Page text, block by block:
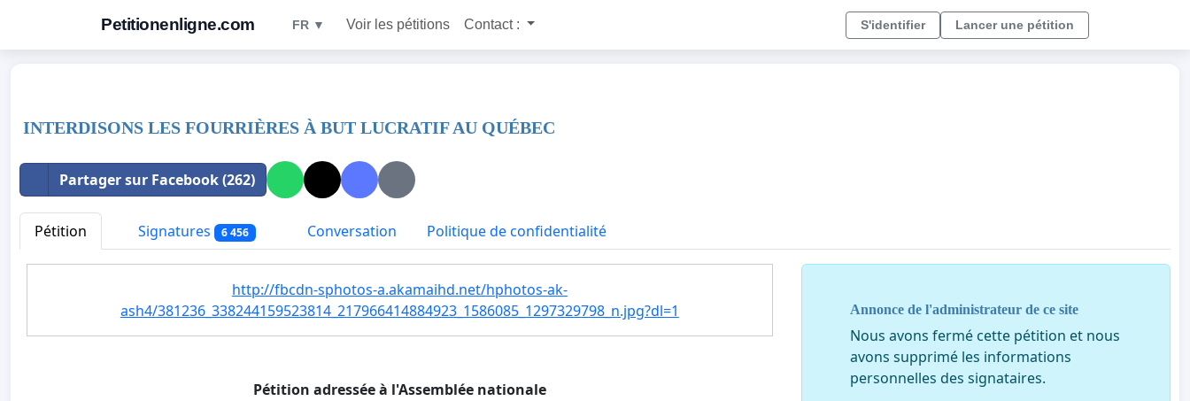
Petitionenligne.com FR ▼ Voir les pétitions Contact : S'identifier Lancer une pétition
INTERDISONS LES FOURRIÈRES À BUT LUCRATIF AU QUÉBEC
Partager sur Facebook (262)
Pétition Signatures 6 456 Conversation Politique de confidentialité
http://fbcdn-sphotos-a.akamaihd.net/hphotos-ak-
ash4/381236_338244159523814_217966414884923_1586085_1297329798_n.jpg?dl=1
Pétition adressée à l'Assemblée nationale
Annonce de l'administrateur de ce site
Nous avons fermé cette pétition et nous
avons supprimé les informations
personnelles des signataires.